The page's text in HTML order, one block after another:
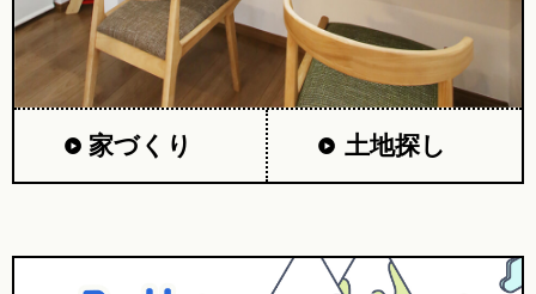
家づくり 土地探し